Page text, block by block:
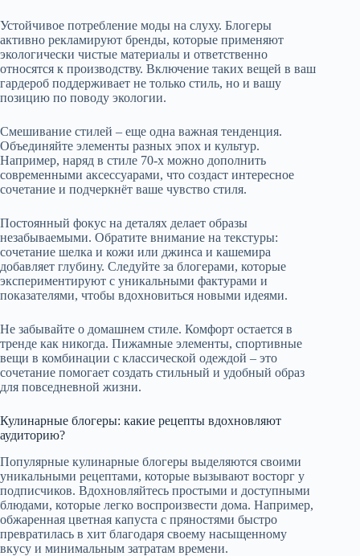
Устойчивое потребление моды на слуху. Блогеры
активно рекламируют бренды, которые применяют
экологически чистые материалы и ответственно
относятся к производству. Включение таких вещей в ваш
гардероб поддерживает не только стиль, но и вашу
позицию по поводу экологии.
Смешивание стилей – еще одна важная тенденция.
Объединяйте элементы разных эпох и культур.
Например, наряд в стиле 70-х можно дополнить
современными аксессуарами, что создаст интересное
сочетание и подчеркнёт ваше чувство стиля.
Постоянный фокус на деталях делает образы
незабываемыми. Обратите внимание на текстуры:
сочетание шелка и кожи или джинса и кашемира
добавляет глубину. Следуйте за блогерами, которые
экспериментируют с уникальными фактурами и
показателями, чтобы вдохновиться новыми идеями.
Не забывайте о домашнем стиле. Комфорт остается в
тренде как никогда. Пижамные элементы, спортивные
вещи в комбинации с классической одеждой – это
сочетание помогает создать стильный и удобный образ
для повседневной жизни.
Кулинарные блогеры: какие рецепты вдохновляют
аудиторию?
Популярные кулинарные блогеры выделяются своими
уникальными рецептами, которые вызывают восторг у
подписчиков. Вдохновляйтесь простыми и доступными
блюдами, которые легко воспроизвести дома. Например,
обжаренная цветная капуста с пряностями быстро
превратилась в хит благодаря своему насыщенному
вкусу и минимальным затратам времени.